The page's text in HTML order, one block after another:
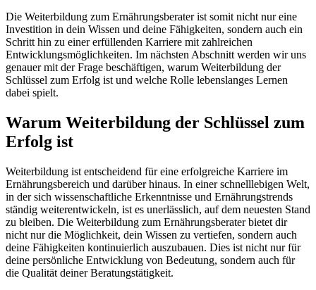
Die Weiterbildung zum Ernährungsberater ist somit nicht nur eine
Investition in dein Wissen und deine Fähigkeiten, sondern auch ein
Schritt hin zu einer erfüllenden Karriere mit zahlreichen
Entwicklungsmöglichkeiten. Im nächsten Abschnitt werden wir uns
genauer mit der Frage beschäftigen, warum Weiterbildung der
Schlüssel zum Erfolg ist und welche Rolle lebenslanges Lernen
dabei spielt.
Warum Weiterbildung der Schlüssel zum
Erfolg ist
Weiterbildung ist entscheidend für eine erfolgreiche Karriere im
Ernährungsbereich und darüber hinaus. In einer schnelllebigen Welt,
in der sich wissenschaftliche Erkenntnisse und Ernährungstrends
ständig weiterentwickeln, ist es unerlässlich, auf dem neuesten Stand
zu bleiben. Die Weiterbildung zum Ernährungsberater bietet dir
nicht nur die Möglichkeit, dein Wissen zu vertiefen, sondern auch
deine Fähigkeiten kontinuierlich auszubauen. Dies ist nicht nur für
deine persönliche Entwicklung von Bedeutung, sondern auch für
die Qualität deiner Beratungstätigkeit.